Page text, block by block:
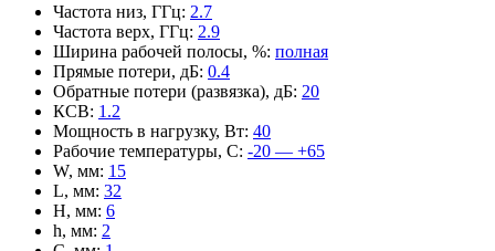
Частота низ, ГГц: 2.7
Частота верх, ГГц: 2.9
Ширина рабочей полосы, %: полная
Прямые потери, дБ: 0.4
Обратные потери (развязка), дБ: 20
КСВ: 1.2
Мощность в нагрузку, Вт: 40
Рабочие температуры, С: -20 — +65
W, мм: 15
L, мм: 32
H, мм: 6
h, мм: 2